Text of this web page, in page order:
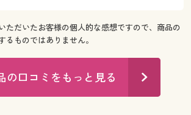
ただいたお客様の個人的な感想ですので、商品の
るものではありません。
の口コミをもっと見る